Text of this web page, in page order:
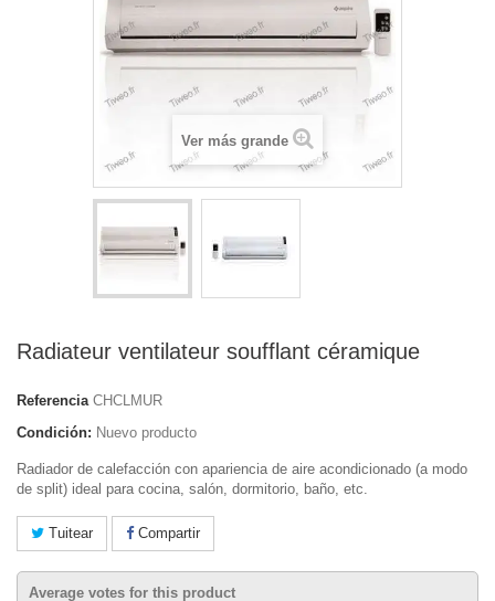
Ver más grande
Radiateur ventilateur soufflant céramique
Referencia CHCLMUR
Condición: Nuevo producto
Radiador de calefacción con apariencia de aire acondicionado (a modo
de split) ideal para cocina, salón, dormitorio, baño, etc.
Tuitear Compartir
Average votes for this product